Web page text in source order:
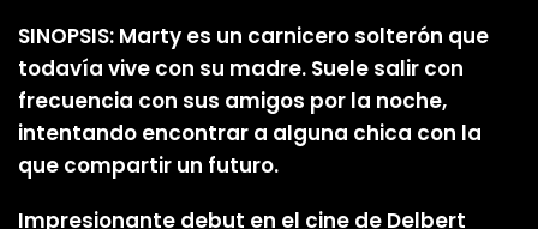
SINOPSIS: Marty es un carnicero solterón que
todavía vive con su madre. Suele salir con
frecuencia con sus amigos por la noche,
intentando encontrar a alguna chica con la
que compartir un futuro.
Impresionante debut en el cine de Delbert